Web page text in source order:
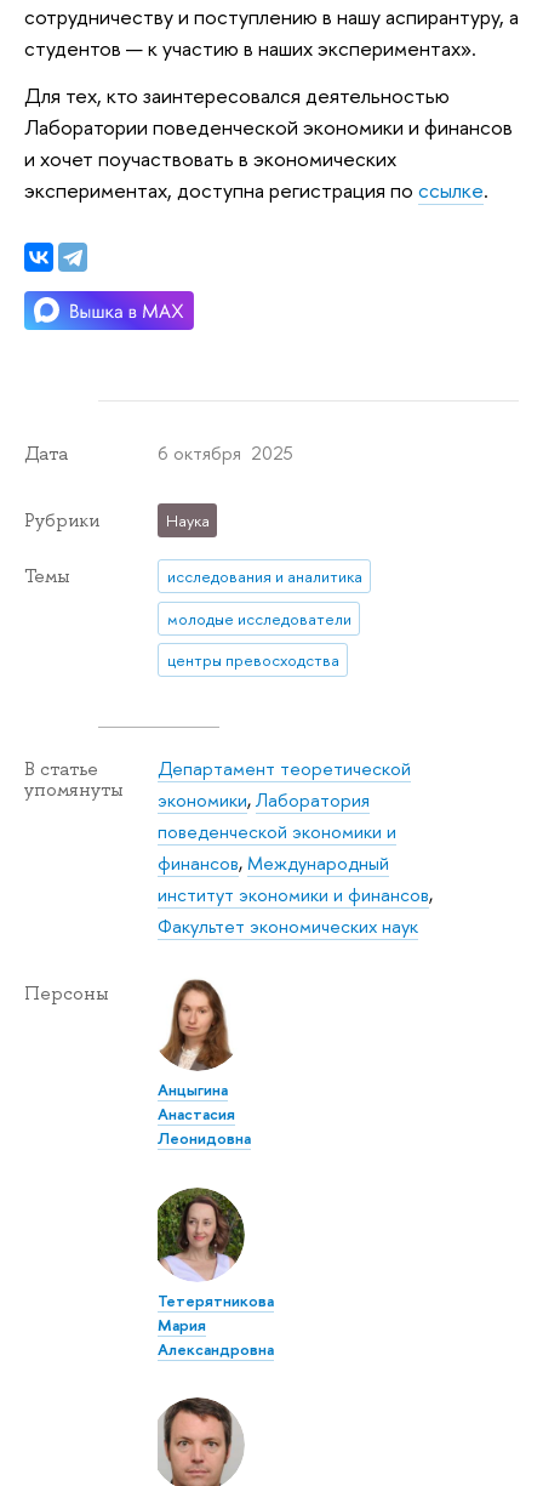
сотрудничеству и поступлению в нашу аспирантуру, а
студентов — к участию в наших экспериментах».
Для тех, кто заинтересовался деятельностью
Лаборатории поведенческой экономики и финансов
и хочет поучаствовать в экономических
экспериментах, доступна регистрация по ссылке.
Дата 6 октября 2025
Рубрики Наука
Темы
исследования и аналитика
молодые исследователи
центры превосходства
В статье
упомянуты
Департамент теоретической
экономики,Лаборатория
поведенческой экономики и
финансов,Международный
институт экономики и финансов,
Факультет экономических наук
Персоны
Анцыгина
Анастасия
Леонидовна
Тетерятникова
Мария
Александровна